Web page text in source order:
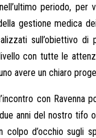
periodo,
gestione medica
sull’obiettivo
con tutte le
avere un chiaro
con
anni del nostro tifo
colpo d’occhio sugli